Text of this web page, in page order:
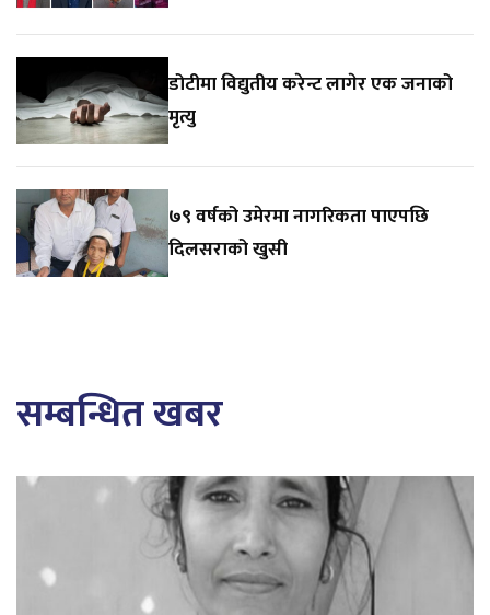
डोटीमा विद्युतीय करेन्ट लागेर एक जनाको
मृत्यु
७९ वर्षको उमेरमा नागरिकता पाएपछि
दिलसराको खुसी
सम्बन्धित खबर